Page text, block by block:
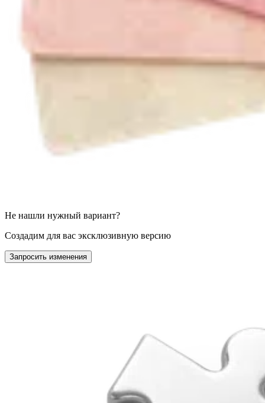
Не нашли нужный вариант?
Создадим для вас эксклюзивную версию
Запросить изменения